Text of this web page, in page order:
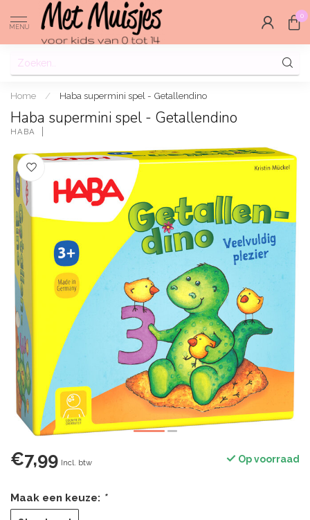
MENU
0
Home / Haba supermini spel - Getallendino
Haba supermini spel - Getallendino
HABA
€7,99 Incl. btw Op voorraad
Maak een keuze: *